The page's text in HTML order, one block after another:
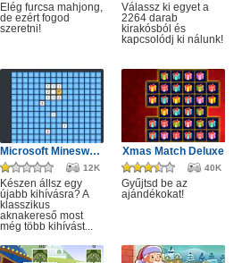
Elég furcsa mahjong,
de ezért fogod
szeretni!
Válassz ki egyet a
2264 darab
kirakósból és
kapcsolódj ki nálunk!
Microsoft Minesweeper
12K
Készen állsz egy
újabb kihívásra? A
klasszikus
aknakereső most
még több kihívást...
Xmas Match Deluxe
40K
Gyűjtsd be az
ajándékokat!